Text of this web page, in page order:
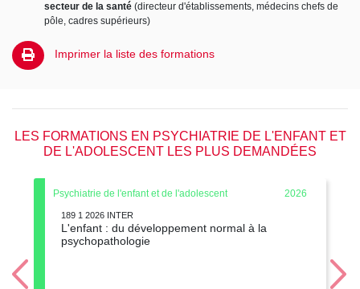
secteur de la santé (directeur d'établissements, médecins chefs de
pôle, cadres supérieurs)
Imprimer la liste des formations
LES FORMATIONS EN PSYCHIATRIE DE L'ENFANT ET
DE L'ADOLESCENT LES PLUS DEMANDÉES
Psychiatrie de l'enfant et de l'adolescent 2026
189 1 2026 INTER
L'enfant : du développement normal à la
psychopathologie